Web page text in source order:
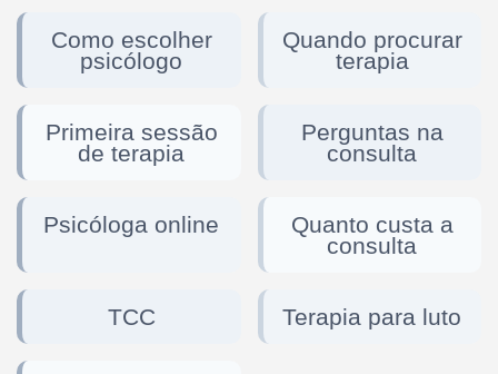
Como escolher
psicólogo
Quando procurar
terapia
Primeira sessão
de terapia
Perguntas na
consulta
Psicóloga online
Quanto custa a
consulta
TCC Terapia para luto